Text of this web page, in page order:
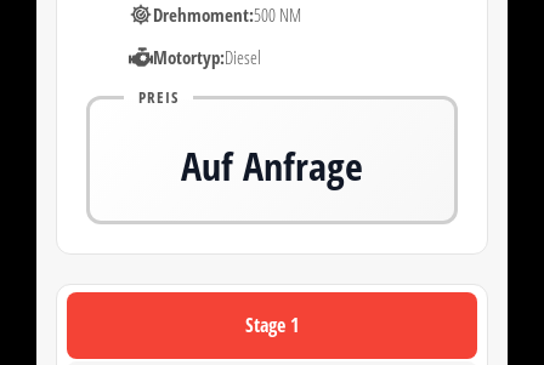
Drehmoment:500 NM
Motortyp:Diesel
PREIS
Auf Anfrage
Stage 1